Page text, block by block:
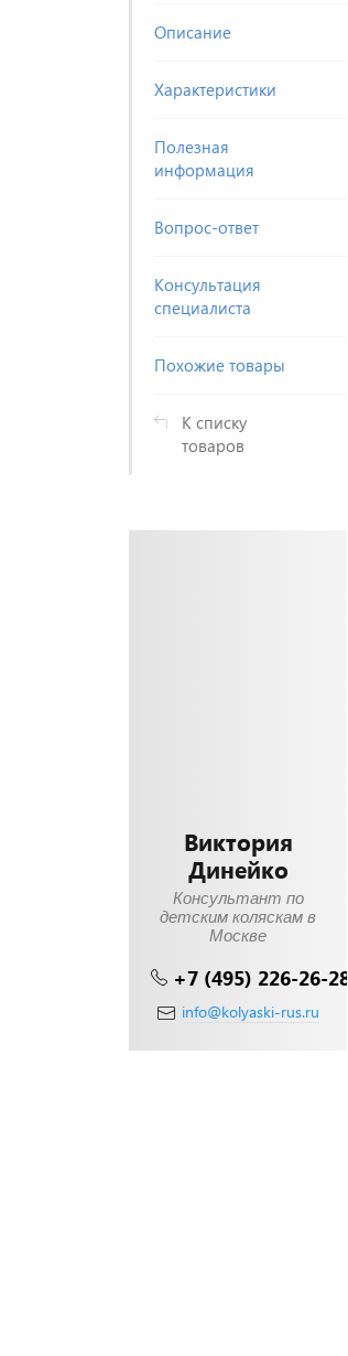
Описание
Характеристики
Полезная
информация
Вопрос-ответ
Консультация
специалиста
Похожие товары
К списку
товаров
Виктория
Динейко
Консультант по
детским коляскам в
Москве
+7 (495) 226-26-28
info@kolyaski-rus.ru